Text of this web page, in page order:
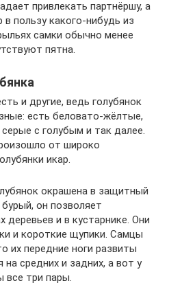
привлекать партнёршу, а
пользу какого-нибудь из
самки обычно менее
пятна.
и другие, ведь голубянок
есть беловато-жёлтые,
с голубым и так далее.
от широко
икар.
окрашена в защитный
он позволяет
деревьев и в кустарнике. Они
и короткие щупики. Самцы
их передние ноги развиты
средних и задних, а вот у
все три пары.